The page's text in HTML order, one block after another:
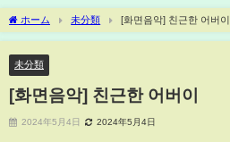
ホーム 未分類 [화면음악] 친근한 어버이
未分類
[화면음악] 친근한 어버이
2024年5月4日 2024年5月4日